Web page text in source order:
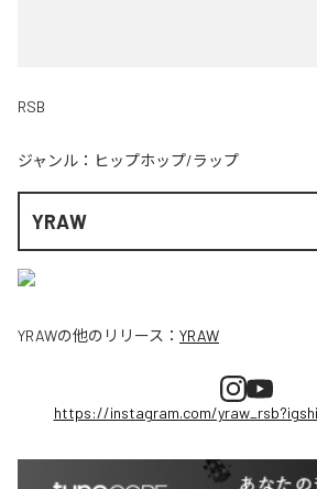
RSB
ジャンル： ヒップホップ/ラップ
YRAW
YRAWの他のリリース： YRAW
https://instagram.com/